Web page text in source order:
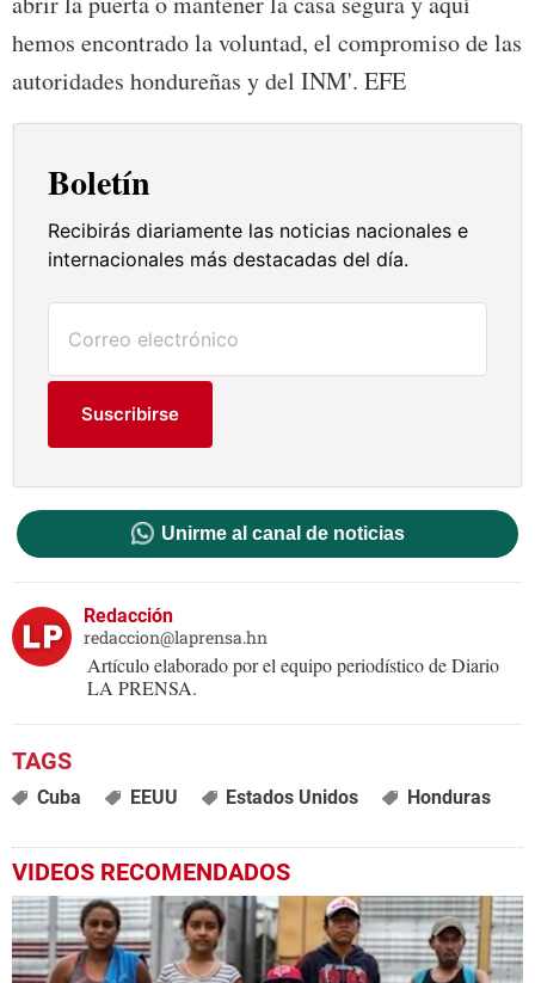
hemos encontrado la voluntad, el compromiso de las
autoridades hondureñas y del INM'. EFE
Boletín
Recibirás diariamente las noticias nacionales e
internacionales más destacadas del día.
Suscribirse
Unirme al canal de noticias
Redacción
redaccion@laprensa.hn
Artículo elaborado por el equipo periodístico de Diario
LA PRENSA.
Cuba EEUU Estados Unidos Honduras
VIDEOS RECOMENDADOS